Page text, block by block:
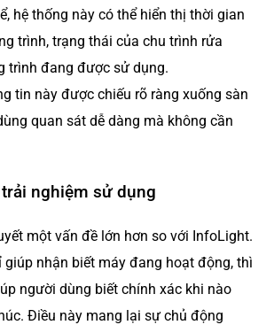
hệ thống này có thể hiển thị thời gian
trình, trạng thái của chu trình rửa
trình đang được sử dụng.
tin này được chiếu rõ ràng xuống sàn
quan sát dễ dàng mà không cần
nghiệm sử dụng
một vấn đề lớn hơn so với InfoLight.
giúp nhận biết máy đang hoạt động, thì
người dùng biết chính xác khi nào
Điều này mang lại sự chủ động